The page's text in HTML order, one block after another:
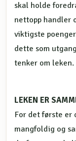
skal holde
nettopp handler
viktigste
dette som
tenker om leken.
LEKEN ER
For det første er
mangfoldig og